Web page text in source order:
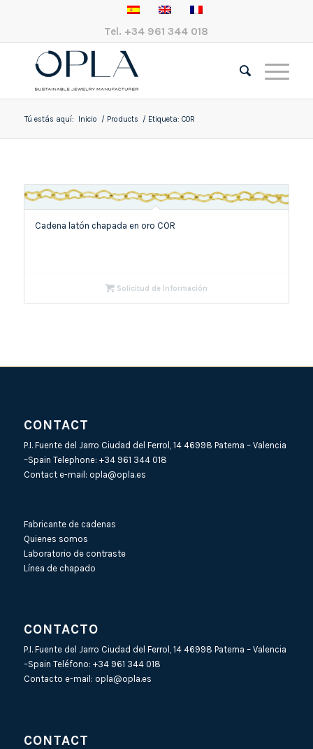
Tel. +34 961 344 018
Tú estás aquí: Inicio / Products / Etiqueta: COR
Cadena latón chapada en oro COR
Solicitud de Información
CONTACT
P.I. Fuente del Jarro Ciudad del Ferrol, 14 46998 Paterna – Valencia
–Spain Telephone: +34 961 344 018
Contact e-mail: opla@opla.es
Fabricante de cadenas
Quienes somos
Laboratorio de contraste
Línea de chapado
CONTACTO
P.I. Fuente del Jarro Ciudad del Ferrol, 14 46998 Paterna – Valencia
–Spain Teléfono: +34 961 344 018
Contacto e-mail: opla@opla.es
CONTACT